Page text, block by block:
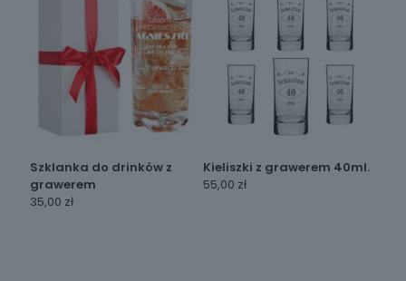
Szklanka do drinków z
grawerem
35,00 zł
Kieliszki z grawerem 40ml.
55,00 zł